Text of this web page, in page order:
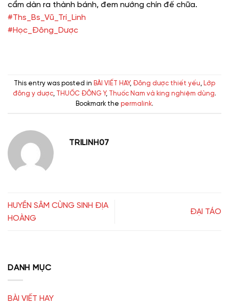
cẩm dàn ra thành bánh, đem nướng chín đế chữa.
#Ths_Bs_Vũ_Trí_Linh
#Học_Đông_Dược
This entry was posted in BÀI VIẾT HAY, Đông dược thiết yếu, Lớp
đông y dược, THUỐC ĐÔNG Y, Thuốc Nam và king nghiệm dùng.
Bookmark the permalink.
TRILINH07
HUYỀN SÂM CÙNG SINH ĐỊA
HOÀNG
ĐẠI TÁO
DANH MỤC
BÀI VIẾT HAY